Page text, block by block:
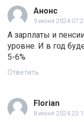
Анонс
9 июня 2024
А зарплаты и
уровне. И в год
5-6%
Ответить
Florian
8 июня 2024